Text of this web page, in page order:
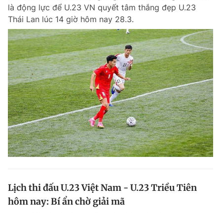
là động lực để U.23 VN quyết tâm thắng đẹp U.23
Thái Lan lúc 14 giờ hôm nay 28.3.
Lịch thi đấu U.23 Việt Nam - U.23 Triều Tiên
hôm nay: Bí ẩn chờ giải mã